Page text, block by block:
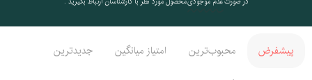
پیشفرض محبوب‌ترین امتیاز میانگین جدیدترین